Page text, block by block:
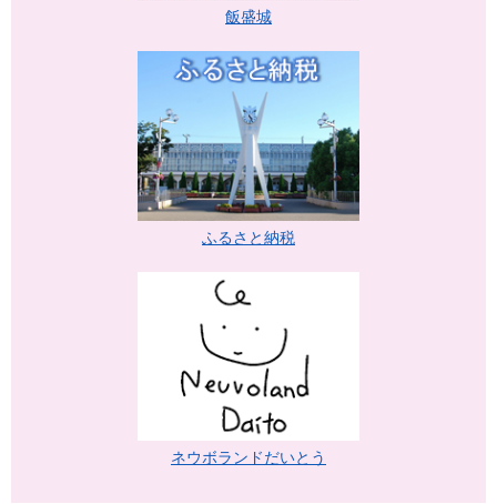
飯盛城
ふるさと納税
ネウボランドだいとう